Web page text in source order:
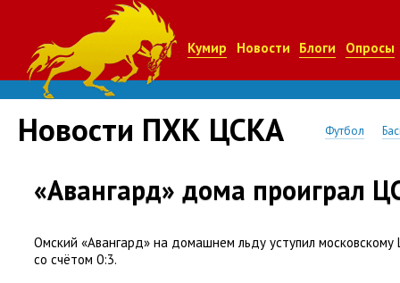
Кумир Новости Блоги Опросы
Новости ПХК ЦСКА Футбол
«Авангард» дома проиграл
Омский «Авангард» на домашнем льду уступил
со счётом 0:3.